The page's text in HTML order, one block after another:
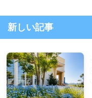
新しい記事